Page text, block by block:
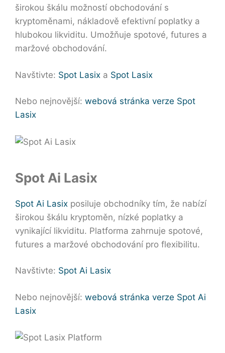
širokou škálu možností obchodování s
kryptoměnami, nákladově efektivní poplatky a
hlubokou likviditu. Umožňuje spotové, futures a
maržové obchodování.
Navštivte: Spot Lasix a Spot Lasix
Nebo nejnovější: webová stránka verze Spot
Lasix
Spot Ai Lasix
Spot Ai Lasix posiluje obchodníky tím, že nabízí
širokou škálu kryptoměn, nízké poplatky a
vynikající likviditu. Platforma zahrnuje spotové,
futures a maržové obchodování pro flexibilitu.
Navštivte: Spot Ai Lasix
Nebo nejnovější: webová stránka verze Spot Ai
Lasix